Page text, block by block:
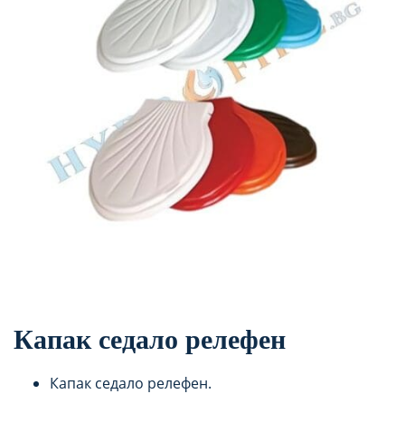
Капак седало релефен
Капак седало релефен.